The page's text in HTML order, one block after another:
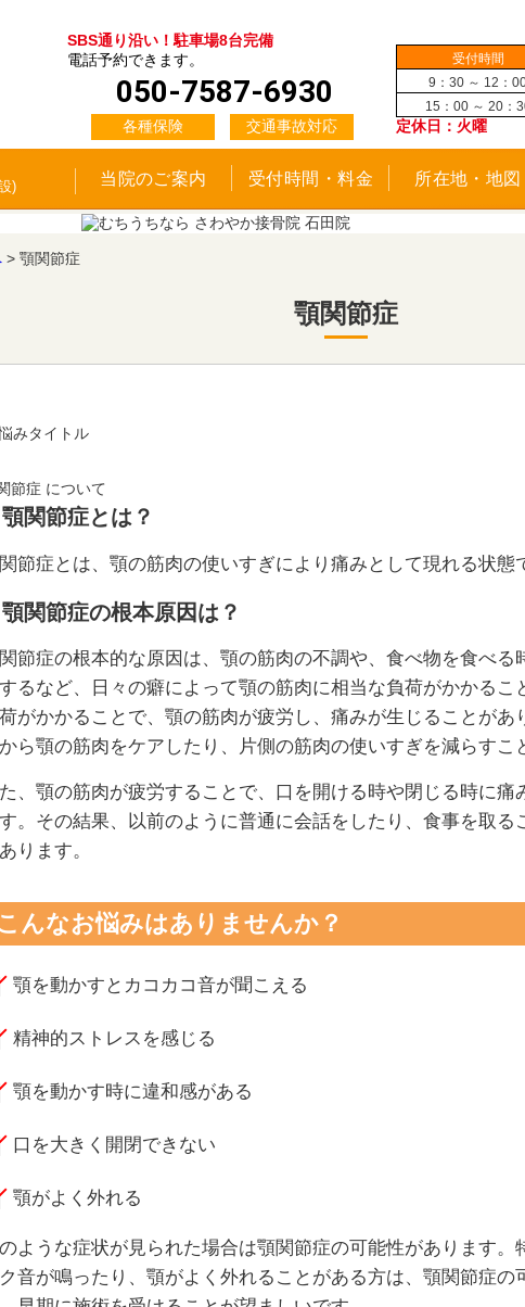
SBS通り沿い！駐車場8台完備
電話予約できます。
050-7587-6930
各種保険 交通事故対応
受付時間
9：30 ～ 12：
15：00 ～ 20：
定休日：火曜
) 当院のご案内 受付時間・料金 所在地・地図
> 顎関節症
顎関節症
節症 について
顎関節症とは？
節症とは、顎の筋肉の使いすぎにより痛みとして現れる状態
顎関節症の根本原因は？
節症の根本的な原因は、顎の筋肉の不調や、食べ物を食べる
るなど、日々の癖によって顎の筋肉に相当な負荷がかかるこ
がかかることで、顎の筋肉が疲労し、痛みが生じることがあ
ら顎の筋肉をケアしたり、片側の筋肉の使いすぎを減らすこ
、顎の筋肉が疲労することで、口を開ける時や閉じる時に痛
。その結果、以前のように普通に会話をしたり、食事を取る
ります。
んなお悩みはありませんか？
顎を動かすとカコカコ音が聞こえる
精神的ストレスを感じる
顎を動かす時に違和感がある
口を大きく開閉できない
顎がよく外れる
ような症状が見られた場合は顎関節症の可能性があります。
音が鳴ったり、顎がよく外れることがある方は、顎関節症の